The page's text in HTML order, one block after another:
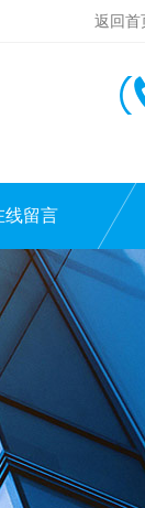
返回首
线留言